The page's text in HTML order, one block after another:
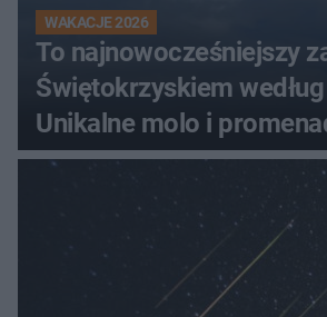
WAKACJE 2026
To najnowocześniejszy
Świętokrzyskiem
Unikalne molo i